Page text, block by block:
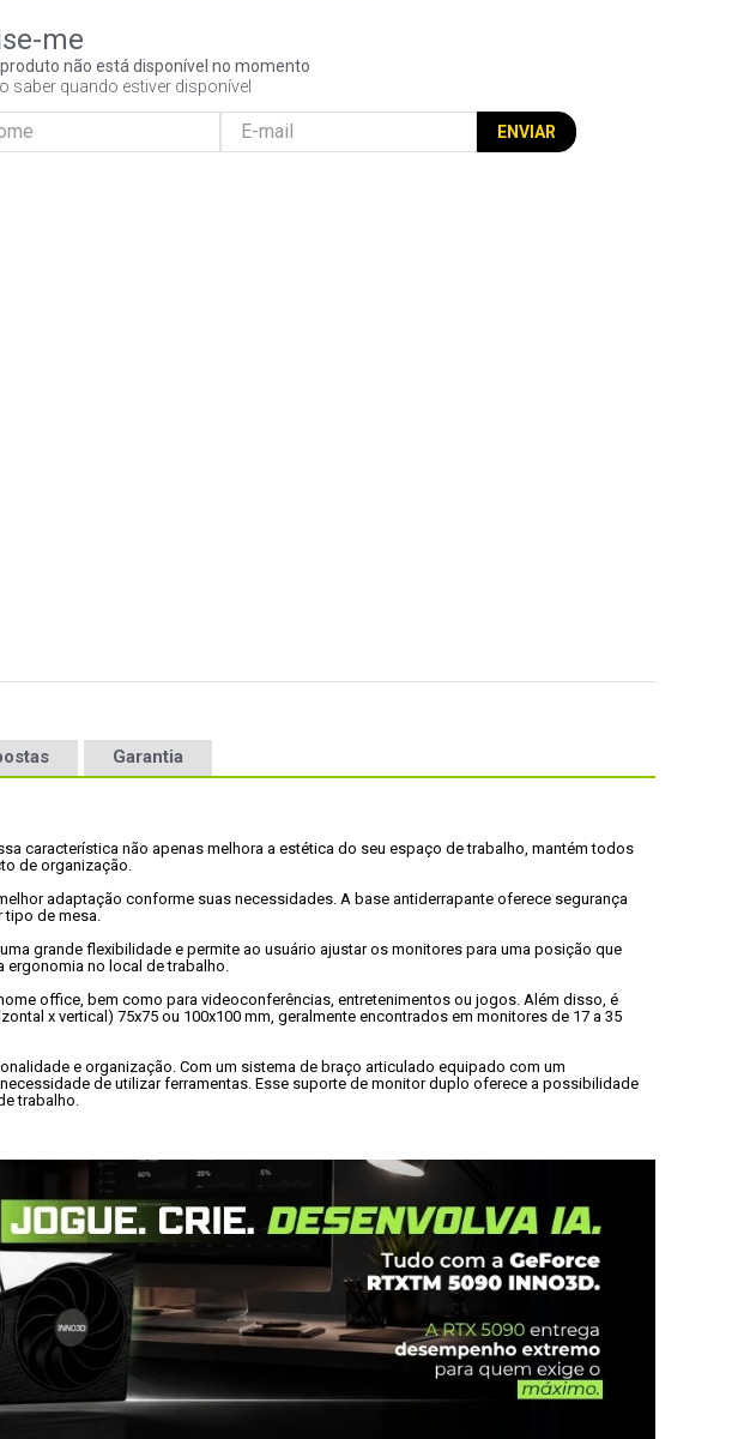
produto não está disponível no momento
saber quando estiver disponível
ENVIAR
Garantia
característica não apenas melhora a estética do seu espaço de trabalho, mantém todos
de organização.
adaptação conforme suas necessidades. A base antiderrapante oferece segurança
tipo de mesa.
grande flexibilidade e permite ao usuário ajustar os monitores para uma posição que
ergonomia no local de trabalho.
office, bem como para videoconferências, entretenimentos ou jogos. Além disso, é
x vertical) 75x75 ou 100x100 mm, geralmente encontrados em monitores de 17 a 35
e organização. Com um sistema de braço articulado equipado com um
de utilizar ferramentas. Esse suporte de monitor duplo oferece a possibilidade
trabalho.